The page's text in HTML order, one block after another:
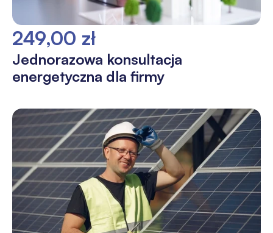
249,00 zł
Jednorazowa konsultacja
energetyczna dla firmy